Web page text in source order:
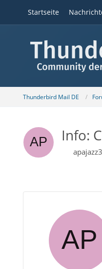
Startseite
Thunderbird Mail DE
Info: